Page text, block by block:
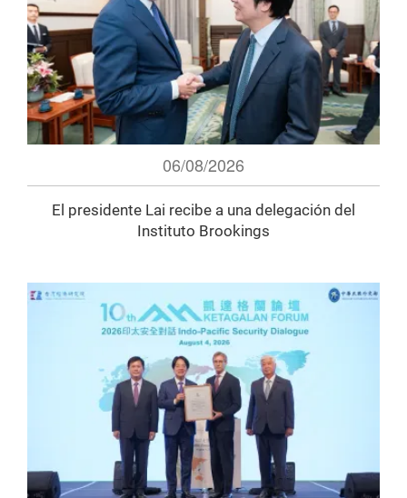
06/08/2026
El presidente Lai recibe a una delegación del
Instituto Brookings